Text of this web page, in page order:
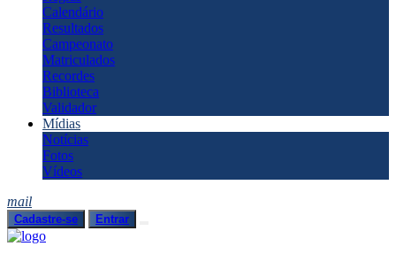
Calendário
Resultados
Campeonato
Matriculados
Recordes
Biblioteca
Validador
Mídias
Notícias
Fotos
Vídeos
mail
Cadastre-se Entrar